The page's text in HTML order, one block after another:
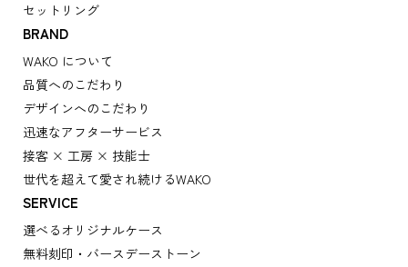
セットリング
BRAND
WAKO について
品質へのこだわり
デザインへのこだわり
迅速なアフターサービス
接客 × 工房 × 技能士
世代を超えて愛され続けるWAKO
SERVICE
選べるオリジナルケース
無料刻印・バースデーストーン